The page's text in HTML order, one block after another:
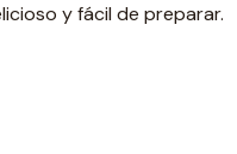
y fácil de preparar.